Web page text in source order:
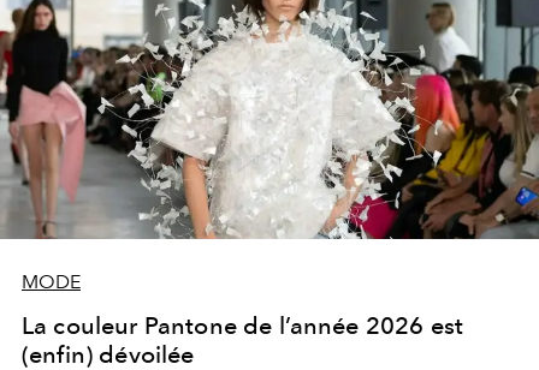
MODE
La couleur Pantone de l’année 2026 est
(enfin) dévoilée